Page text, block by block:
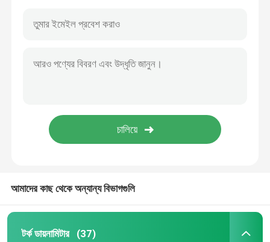
আমাদের কাছ থেকে অন্যান্য বিভাগগুলি
টর্ক ডায়নামিটার (37)